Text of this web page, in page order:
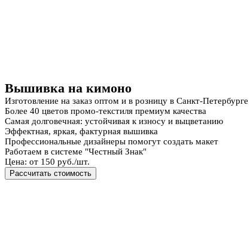
Вышивка на кимоно
Изготовление на заказ оптом и в розницу в Санкт-Петербурге
Более 40 цветов промо-текстиля премиум качества
Самая долговечная: устойчивая к износу и выцветанию
Эффектная, яркая, фактурная вышивка
Профессиональные дизайнеры помогут создать макет
Работаем в системе "Честный Знак"
Цена: от 150 руб./шт.
Рассчитать стоимость